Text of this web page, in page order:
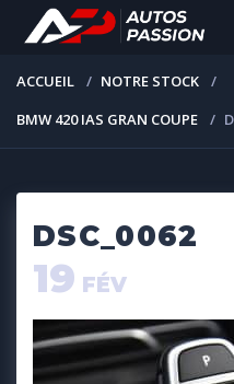
ACCUEIL
NOTRE STOCK
BMW 420 IAS GRAN COUPE
DSC_0062
19 FÉV